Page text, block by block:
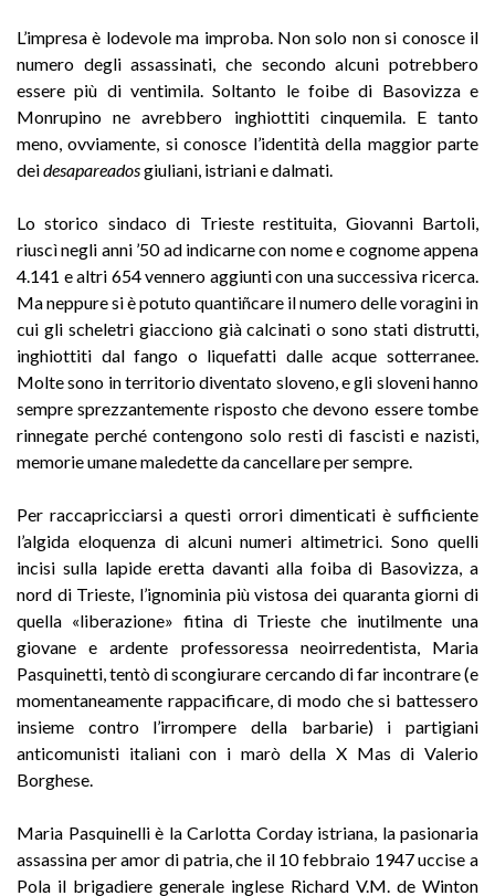
L’impresa è lodevole ma improba. Non solo non si conosce il
numero degli assassinati, che secondo alcuni potrebbero
essere più di ventimila. Soltanto le foibe di Basovizza e
Monrupino ne avrebbero inghiottiti cinquemila. E tanto
meno, ovviamente, si conosce l’identità della maggior parte
deidesapareadosgiuliani, istriani e dalmati.
Lo storico sindaco di Trieste restituita, Giovanni Bartoli,
riuscì negli anni ’50 ad indicarne con nome e cognome appena
4.141 e altri 654 vennero aggiunti con una successiva ricerca.
Ma neppure si è potuto quantiñcare il numero delle voragini in
cui gli scheletri giacciono già calcinati o sono stati distrutti,
inghiottiti dal fango o liquefatti dalle acque sotterranee.
Molte sono in territorio diventato sloveno, e gli sloveni hanno
sempre sprezzantemente risposto che devono essere tombe
rinnegate perché contengono solo resti di fascisti e nazisti,
memorie umane maledette da cancellare per sempre.
Per raccapricciarsi a questi orrori dimenticati è sufficiente
l’algida eloquenza di alcuni numeri altimetrici. Sono quelli
incisi sulla lapide eretta davanti alla foiba di Basovizza, a
nord di Trieste, l’ignominia più vistosa dei quaranta giorni di
quella «liberazione» fitina di Trieste che inutilmente una
giovane e ardente professoressa neoirredentista, Maria
Pasquinetti, tentò di scongiurare cercando di far incontrare (e
momentaneamente rappacificare, di modo che si battessero
insieme contro l’irrompere della barbarie) i partigiani
anticomunisti italiani con i marò della X Mas di Valerio
Borghese.
Maria Pasquinelli è la Carlotta Corday istriana, la pasionaria
assassina per amor di patria, che il 10 febbraio 1947 uccise a
Pola il brigadiere generale inglese Richard V.M. de Winton